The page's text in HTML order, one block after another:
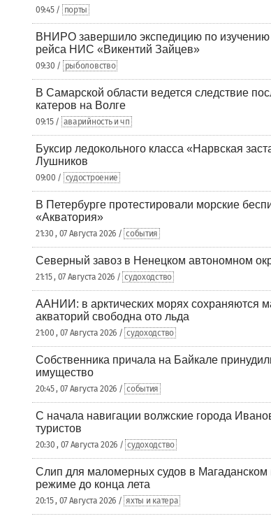
09:45 / порты
ВНИРО завершило экспедицию по изучению
рейса НИС «Викентий Зайцев»
09:30 / рыболовство
В Самарской области ведется следствие
катеров на Волге
09:15 / аварийность и чп
Буксир ледокольного класса «Нарвская
Лушников
09:00 / судостроение
В Петербурге протестировали морские
«Акватория»
21:30 , 07 Августа 2026 / события
Северный завоз в Ненецком автономном
21:15 , 07 Августа 2026 / судоходство
ААНИИ: в арктических морях сохраняются
акваторий свободна ото льда
21:00 , 07 Августа 2026 / судоходство
Собственника причала на Байкале
имущество
20:45 , 07 Августа 2026 / события
С начала навигации волжские города
туристов
20:30 , 07 Августа 2026 / судоходство
Слип для маломерных судов в Магаданском
режиме до конца лета
20:15 , 07 Августа 2026 / яхты и катера